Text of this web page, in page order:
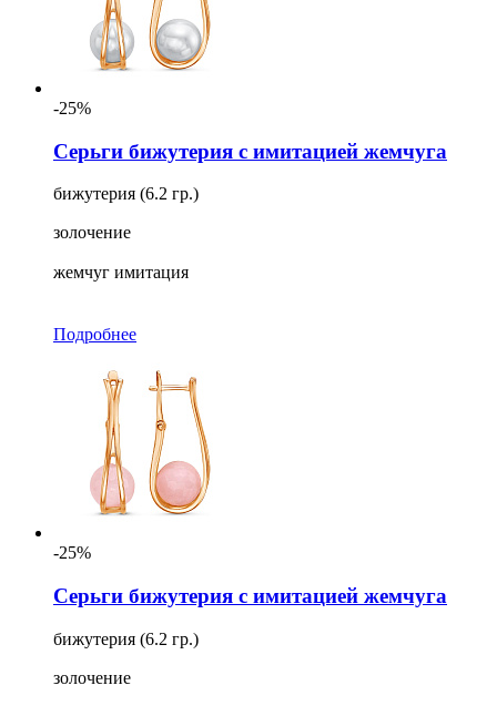
-25%
Серьги бижутерия с имитацией жемчуга
бижутерия (6.2 гр.)
золочение
жемчуг имитация
Подробнее
-25%
Серьги бижутерия с имитацией жемчуга
бижутерия (6.2 гр.)
золочение